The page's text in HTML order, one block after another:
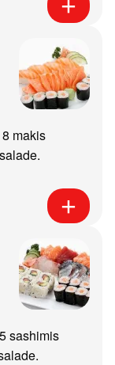
makis
sashimis